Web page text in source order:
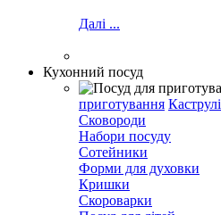
Далі ...
Кухонний посуд
приготування Каструлі
Сковороди
Набори посуду
Сотейники
Форми для духовки
Кришки
Скороварки